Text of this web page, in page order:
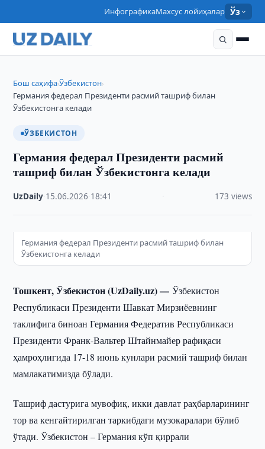
ИнфографикаМахсус лойиҳалар Ўз
Бош саҳифа›Ўзбекистон›
Германия федерал Президенти расмий ташриф билан
Ўзбекистонга келади
ЎЗБЕКИСТОН
Германия федерал Президенти расмий
ташриф билан Ўзбекистонга келади
UzDaily 15.06.2026 18:41 173 views
Германия федерал Президенти расмий ташриф билан
Ўзбекистонга келади
Тошкент, Ўзбекистон (UzDaily.uz) —Ўзбекистон
Республикаси Президенти Шавкат Мирзиёевнинг
таклифига биноан Германия Федератив Республикаси
Президенти Франк-Вальтер Штайнмайер рафиқаси
ҳамроҳлигида 17-18 июнь кунлари расмий ташриф билан
мамлакатимизда бўлади.
Ташриф дастурига мувофиқ, икки давлат раҳбарларининг
тор ва кенгайтирилган таркибдаги музокаралари бўлиб
ўтади. Ўзбекистон – Германия кўп қиррали